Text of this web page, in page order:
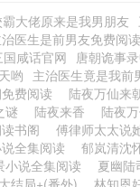
大佬原来是我男朋友
医生是前男友免费阅读
国咸话官网 唐朝诡事
哟 主治医生竟是我前
费阅读 陆夜万仙来
谜 陆夜来香 陆夜
书阁
傅律师太太说
全集阅读
郁岚清沈
小说全集阅读
夏幽陆
结局+(番外)
林知恩